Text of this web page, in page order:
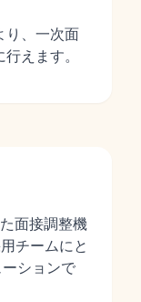
り、一次面
えます。
面接調整機
チームにと
ションで